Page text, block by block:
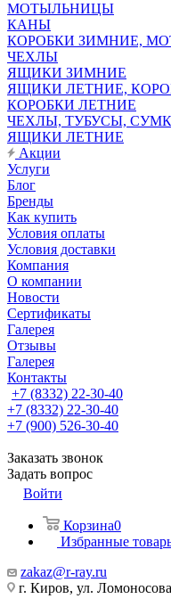
МОТЫЛЬНИЦЫ
КАНЫ
КОРОБКИ ЗИМНИЕ,
ЧЕХЛЫ
ЯЩИКИ ЗИМНИЕ
ЯЩИКИ ЛЕТНИЕ,
КОРОБКИ ЛЕТНИЕ
ЧЕХЛЫ, ТУБУСЫ,
ЯЩИКИ ЛЕТНИЕ
Акции
Услуги
Блог
Бренды
Как купить
Условия оплаты
Условия доставки
Компания
О компании
Новости
Сертификаты
Галерея
Отзывы
Галерея
Контакты
+7 (8332) 22-30-40
+7 (8332) 22-30-40
+7 (900) 526-30-40
Заказать звонок
Задать вопрос
Войти
Корзина0
Избранные
zakaz@r-ray.ru
г. Киров, ул.